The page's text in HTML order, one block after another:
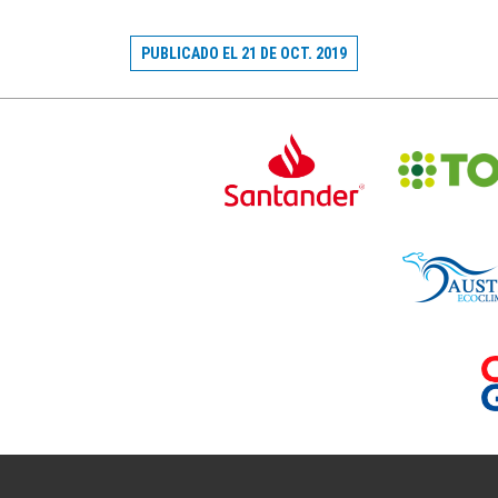
PUBLICADO EL 21 DE OCT. 2019